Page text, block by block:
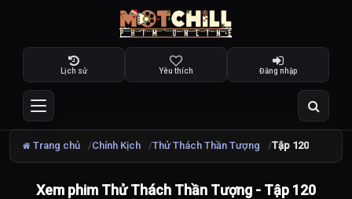
Lịch sử Yêu thích Đăng nhập
Trang chủ Chính Kịch Thử Thách Thần Tượng Tập 120
Xem phim Thử Thách Thần Tượng - Tập 120